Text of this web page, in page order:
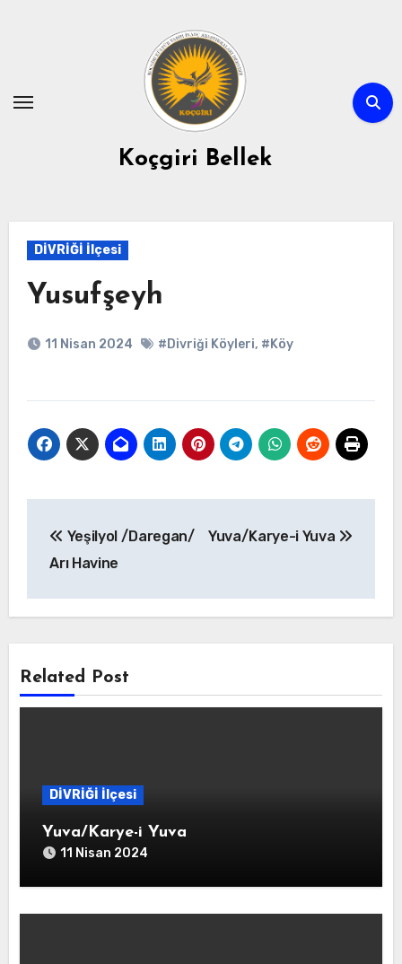
Koçgiri Bellek
DİVRİĞİ İlçesi
Yusufşeyh
11 Nisan 2024 #Divriği Köyleri, #Köy
gezinmesi
Yeşilyol /Daregan/
Arı Havine
Yuva/Karye-i Yuva
Related Post
DİVRİĞİ İlçesi
Yuva/Karye-i Yuva
11 Nisan 2024